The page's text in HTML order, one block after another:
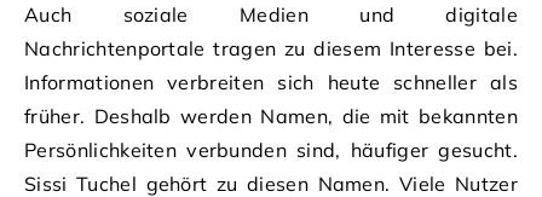
Auch soziale Medien und digitale
Nachrichtenportale tragen zu diesem Interesse bei.
Informationen verbreiten sich heute schneller als
früher. Deshalb werden Namen, die mit bekannten
Persönlichkeiten verbunden sind, häufiger gesucht.
Sissi Tuchel gehört zu diesen Namen. Viele Nutzer